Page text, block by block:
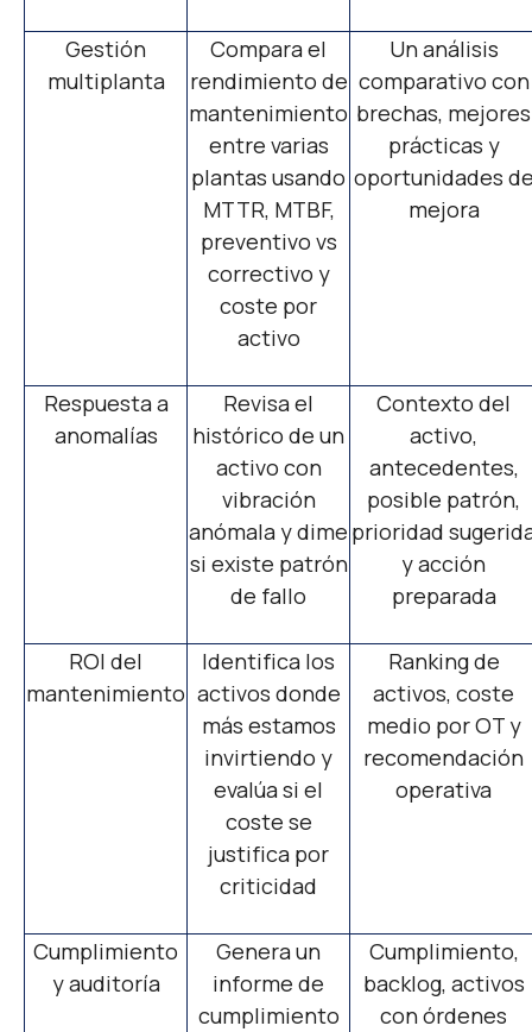
Gestión
multiplanta
Compara el
rendimiento de
mantenimiento
entre varias
plantas usando
MTTR, MTBF,
preventivo vs
correctivo y
coste por
activo
Un análisis
comparativo con
brechas, mejores
prácticas y
oportunidades
mejora
Respuesta a
anomalías
Revisa el
histórico de un
activo con
vibración
anómala y dime
si existe patrón
de fallo
Contexto del
activo,
antecedentes,
posible patrón,
prioridad
y acción
preparada
ROI del
mantenimiento
Identifica los
activos donde
más estamos
invirtiendo y
evalúa si el
coste se
justifica por
criticidad
Ranking de
activos, coste
medio por OT y
recomendación
operativa
Cumplimiento
y auditoría
Genera un
informe de
cumplimiento
Cumplimiento,
backlog, activos
con órdenes